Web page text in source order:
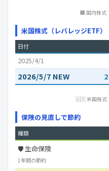
🏢 国内株式
米国株式（レバレッジETF）
日付
2025/4/1
2026/5/7 NEW
🇺🇸 米国株式
保険の見直しで節約
種類
🛡️ 生命保険
1年間の節約